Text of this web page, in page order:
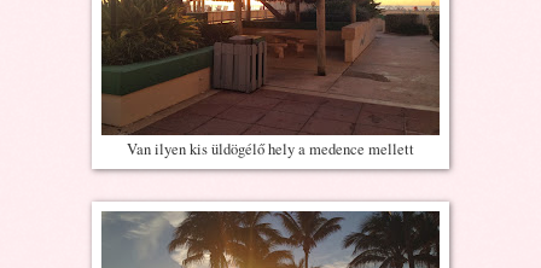
Van ilyen kis üldögélő hely a medence mellett